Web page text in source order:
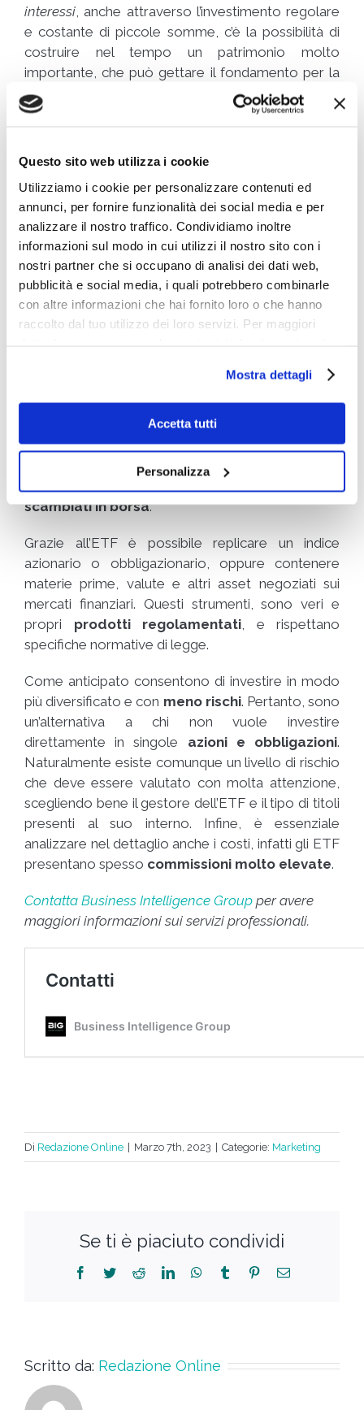
Questo sito web utilizza i cookie
Utilizziamo i cookie per personalizzare contenuti ed
annunci, per fornire funzionalità dei social media e per
analizzare il nostro traffico. Condividiamo inoltre
informazioni sul modo in cui utilizzi il nostro sito con i
nostri partner che si occupano di analisi dei dati web,
pubblicità e social media, i quali potrebbero combinarle
con altre informazioni che hai fornito loro o che hanno
raccolto dal tuo utilizzo dei loro servizi. Per maggiori
Mostra dettagli
Accetta tutti
Personalizza
interessi , anche attraverso l’investimento regolare
e costante di piccole somme, c’è la possibilità di
costruire nel tempo un patrimonio molto
importante, che può gettare il fondamento per la
sicurezza finanziaria in età adulta.
Investire piccole somme in ETF
Un prodotto finanziario molto gettonato tra i
giovani per investire nel lungo termine sono
scambiati in borsa.
Grazie all’ETF è possibile replicare un indice
azionario o obbligazionario, oppure contenere
materie prime, valute e altri asset negoziati sui
mercati finanziari. Questi strumenti, sono veri e
propri prodotti regolamentati , e rispettano
specifiche normative di legge.
Come anticipato consentono di investire in modo
più diversificato e con meno rischi. Pertanto, sono
un’alternativa a chi non vuole investire
direttamente in singole azioni e obbligazioni.
Naturalmente esiste comunque un livello di rischio
che deve essere valutato con molta attenzione,
scegliendo bene il gestore dell’ETF e il tipo di titoli
presenti al suo interno. Infine, è essenziale
analizzare nel dettaglio anche i costi, infatti gli ETF
presentano spesso commissioni molto elevate.
Contatta Business Intelligence Group per avere
maggiori informazioni sui servizi professionali.
Di Redazione Online | Marzo 7th, 2023 | Categorie: Marketing
Se ti è piaciuto condividi
Scritto da: Redazione Online